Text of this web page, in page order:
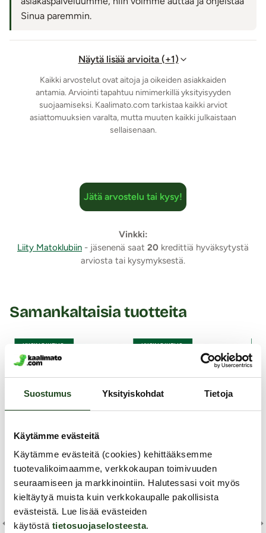
Suostumus Yksityiskohdat Tietoja
Käytämme evästeitä
Käytämme evästeitä (cookies) kehittääksemme
tuotevalikoimaamme, verkkokaupan toimivuuden
seuraamiseen ja markkinointiin. Halutessasi voit myös
kieltäytyä muista kuin verkkokaupalle pakollisista
evästeistä. Lue lisää evästeiden
käytöstä tietosuojaselosteesta.
Sinua paremmin.
Näytä lisää arvioita (+1)
Kaikki arvostelut ovat aitoja ja oikeiden asiakkaiden
antamia. Arviointi tapahtuu nimimerkillä yksityisyyden
suojaamiseksi. Kaalimato.com tarkistaa kaikki arviot
asiattomuuksien varalta, mutta muuten kaikki julkaistaan
sellaisenaan.
Jätä arvostelu tai kysy!
Vinkki:
Liity Matoklubiin - jäsenenä saat 20 kredittiä hyväksytystä
arviosta tai kysymyksestä.
Samankaltaisia tuotteita
YKSINOIKEUS YKSINOIKEUS